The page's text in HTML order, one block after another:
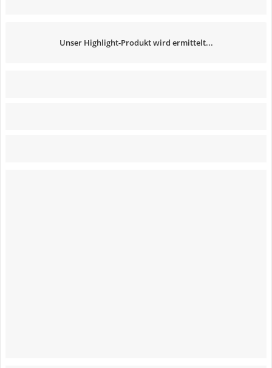
Unser Highlight-Produkt wird ermittelt...